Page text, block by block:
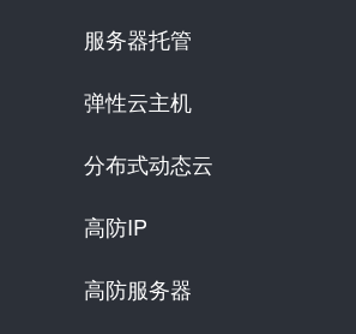
服务器托管
弹性云主机
分布式动态云
高防IP
高防服务器